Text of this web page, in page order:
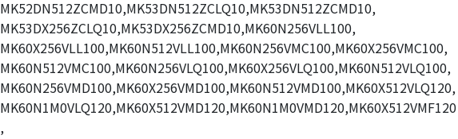
MK52DN512ZCMD10,MK53DN512ZCLQ10,MK53DN512ZCMD10,
MK53DX256ZCLQ10,MK53DX256ZCMD10,MK60N256VLL100,
MK60X256VLL100,MK60N512VLL100,MK60N256VMC100,MK60X256VMC100,
MK60N512VMC100,MK60N256VLQ100,MK60X256VLQ100,MK60N512VLQ100,
MK60N256VMD100,MK60X256VMD100,MK60N512VMD100,MK60X512VLQ120,
MK60N1M0VLQ120,MK60X512VMD120,MK60N1M0VMD120,MK60X512VMF120
,